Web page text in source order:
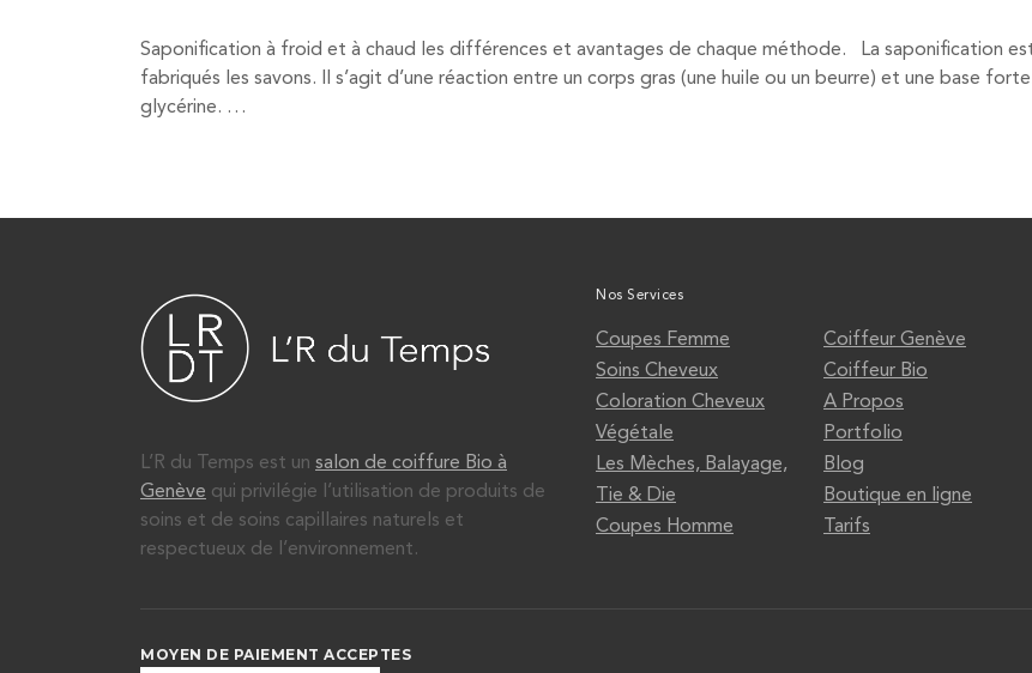
Saponification à froid et à chaud les différences et avantages de chaque méthode. La saponification
fabriqués les savons. Il s’agit d’une réaction entre un corps gras (une huile ou un beurre) et une base
glycérine. …
L’R du Temps est un salon de coiffure Bio à
Genève qui privilégie l’utilisation de produits de
soins et de soins capillaires naturels et
respectueux de l’environnement.
Nos Services
Coupes Femme
Soins Cheveux
Coloration Cheveux
Végétale
Les Mèches, Balayage,
Tie & Die
Coupes Homme
Coiffeur Genève
Coiffeur Bio
A Propos
Portfolio
Blog
Boutique en ligne
Tarifs
MOYEN DE PAIEMENT ACCEPTES